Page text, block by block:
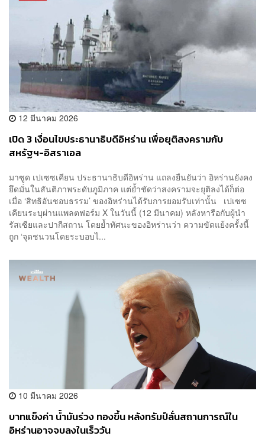
12 มีนาคม 2026
เปิด 3 เงื่อนไขประธานาธิบดีอิหร่าน เพื่อยุติสงครามกับ
สหรัฐฯ-อิสราเอล
มาซูด เปเซซเคียน ประธานาธิบดีอิหร่าน แถลงยืนยันว่า อิหร่านยังคง
ยึดมั่นในสันติภาพระดับภูมิภาค แต่ย้ำชัดว่าสงครามจะยุติลงได้ก็ต่อ
เมื่อ ‘สิทธิอันชอบธรรม’ ของอิหร่านได้รับการยอมรับเท่านั้น เปเซซ
เคียนระบุผ่านแพลตฟอร์ม X ในวันนี้ (12 มีนาคม) หลังหารือกับผู้นำ
รัสเซียและปากีสถาน โดยย้ำทัศนะของอิหร่านว่า ความขัดแย้งครั้งนี้
ถูก ‘จุดชนวนโดยระบอบไ...
10 มีนาคม 2026
บาทแข็งค่า น้ำมันร่วง ทองขึ้น หลังทรัมป์ลั่นสถานการณ์ใน
อิหร่านอาจจบลงในเร็ววัน